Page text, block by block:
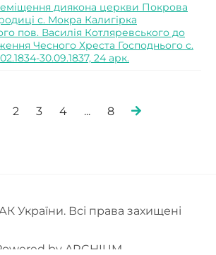
диякона церкви Покрова
с. Мокра Калигірка
пов. Василія Котляревського до
Чесного Хреста Господнього с.
30.09.1837, 24 арк.
2 3 4 ... 8
України. Всі права захищені
by ARCHIUM